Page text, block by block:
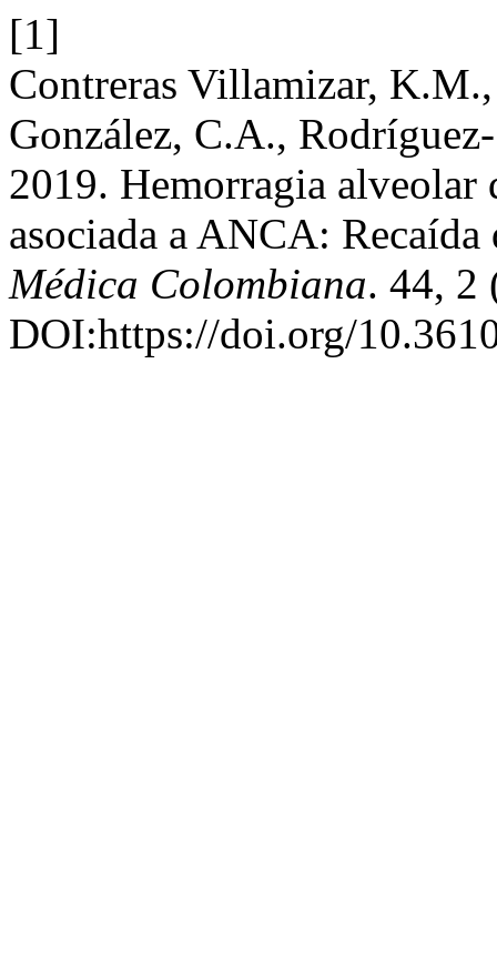
[1]
Contreras Villamizar,
González, C.A.,
2019. Hemorragia alveolar
asociada a ANCA:
Médica Colombiana. 44, 2
DOI:https://doi.org/